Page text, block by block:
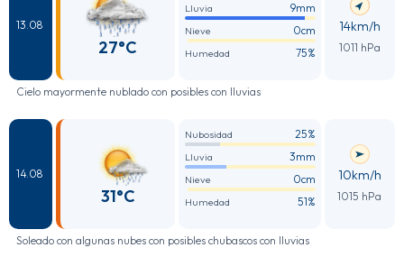
13.08
27°C
Lluvia 9mm
Nieve 0cm
Humedad 75%
14km/h
1011 hPa
Cielo mayormente nublado con posibles con lluvias
14.08
31°C
Nubosidad 25%
Lluvia 3mm
Nieve 0cm
Humedad 51%
10km/h
1015 hPa
Soleado con algunas nubes con posibles chubascos con lluvias